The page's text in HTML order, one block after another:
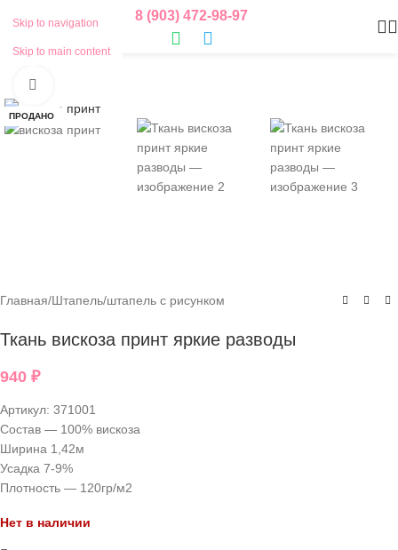
Skip to navigation
Skip to main content
8 (903) 472-98-97
ПРОДАНО
Смотреть видео
Главная/Штапель/штапель с рисунком
Ткань вискоза принт яркие разводы
940 ₽
Артикул: 371001
Состав — 100% вискоза
Ширина 1,42м
Усадка 7-9%
Плотность — 120гр/м2
Нет в наличии